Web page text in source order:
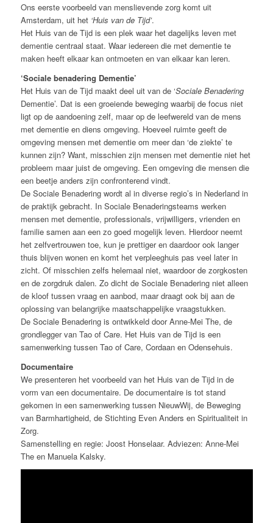
Ons eerste voorbeeld van menslievende zorg komt uit
Amsterdam, uit het ‘Huis van de Tijd’.
Het Huis van de Tijd is een plek waar het dagelijks leven met
dementie centraal staat. Waar iedereen die met dementie te
maken heeft elkaar kan ontmoeten en van elkaar kan leren.
‘Sociale benadering Dementie’
Het Huis van de Tijd maakt deel uit van de ‘Sociale Benadering
Dementie’. Dat is een groeiende beweging waarbij de focus niet
ligt op de aandoening zelf, maar op de leefwereld van de mens
met dementie en diens omgeving. Hoeveel ruimte geeft de
omgeving mensen met dementie om meer dan ‘de ziekte’ te
kunnen zijn? Want, misschien zijn mensen met dementie niet het
probleem maar juist de omgeving. Een omgeving die mensen die
een beetje anders zijn confronterend vindt.
De Sociale Benadering wordt al in diverse regio’s in Nederland in
de praktijk gebracht. In Sociale Benaderingsteams werken
mensen met dementie, professionals, vrijwilligers, vrienden en
familie samen aan een zo goed mogelijk leven. Hierdoor neemt
het zelfvertrouwen toe, kun je prettiger en daardoor ook langer
thuis blijven wonen en komt het verpleeghuis pas veel later in
zicht. Of misschien zelfs helemaal niet, waardoor de zorgkosten
en de zorgdruk dalen. Zo dicht de Sociale Benadering niet alleen
de kloof tussen vraag en aanbod, maar draagt ook bij aan de
oplossing van belangrijke maatschappelijke vraagstukken.
De Sociale Benadering is ontwikkeld door Anne-Mei The, de
grondlegger van Tao of Care. Het Huis van de Tijd is een
samenwerking tussen Tao of Care, Cordaan en Odensehuis.
Documentaire
We presenteren het voorbeeld van het Huis van de Tijd in de
vorm van een documentaire. De documentaire is tot stand
gekomen in een samenwerking tussen NieuwWij, de Beweging
van Barmhartigheid, de Stichting Even Anders en Spiritualiteit in
Zorg.
Samenstelling en regie: Joost Honselaar. Adviezen: Anne-Mei
The en Manuela Kalsky.